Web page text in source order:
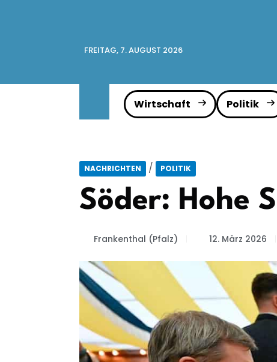
FREITAG, 7. AUGUST 2026
Wirtschaft Politik
NACHRICHTEN / POLITIK
Söder: Hohe
Frankenthal (Pfalz) 12. März 2026